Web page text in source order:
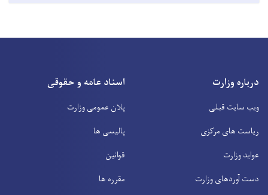
درباره وزارت
ویب سایت قبلی
ریاست های مرکزی
عواید وزارت
دست آوردهای وزارت
اسناد عامه و حقوقی
پلان عمومی وزارت
پالیسی ها
قوانین
مقرره ها